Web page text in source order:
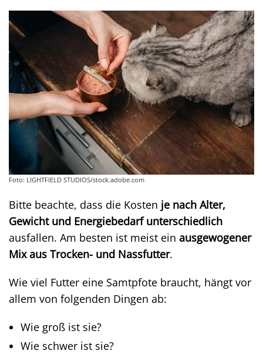
Foto: LIGHTFIELD STUDIOS/stock.adobe.com
Bitte beachte, dass die Kosten je nach Alter,
Gewicht und Energiebedarf unterschiedlich
ausfallen. Am besten ist meist ein ausgewogener
Mix aus Trocken- und Nassfutter.
Wie viel Futter eine Samtpfote braucht, hängt vor
allem von folgenden Dingen ab:
Wie groß ist sie?
Wie schwer ist sie?